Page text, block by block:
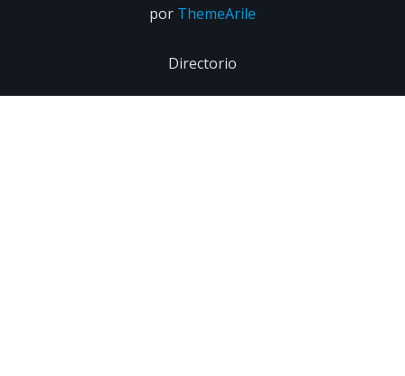
por ThemeArile
Directorio